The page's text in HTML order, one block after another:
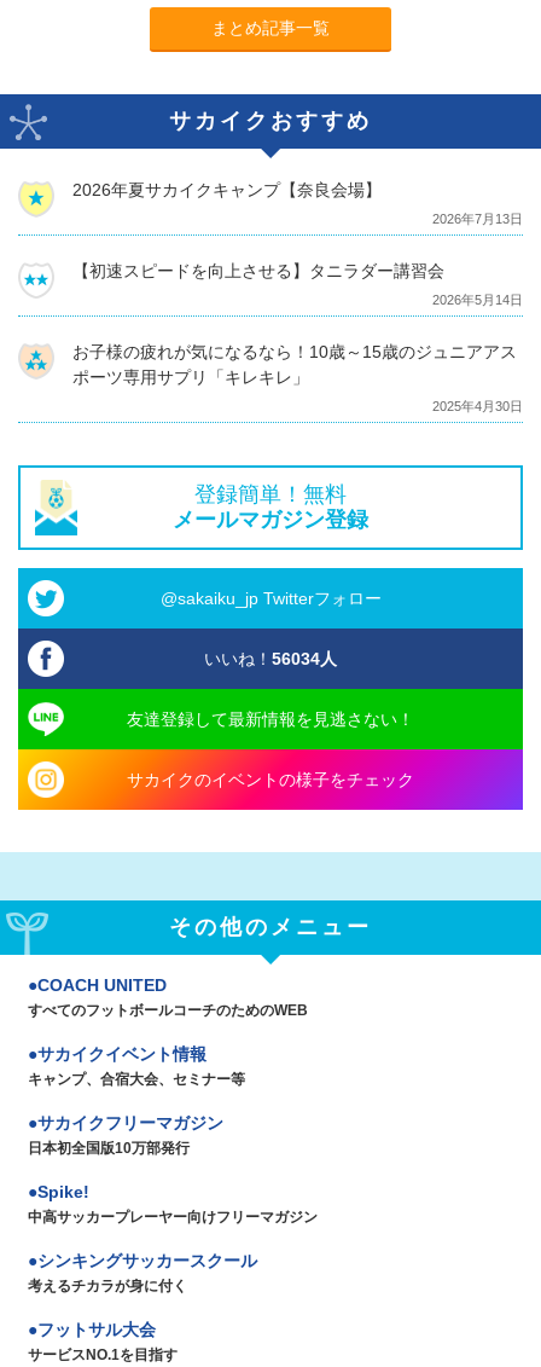
まとめ記事一覧
サカイクおすすめ
2026年夏サカイクキャンプ【奈良会場】
2026年7月13日
【初速スピードを向上させる】タニラダー講習会
2026年5月14日
お子様の疲れが気になるなら！10歳～15歳のジュニアアス
ポーツ専用サプリ「キレキレ」
2025年4月30日
登録簡単！無料
メールマガジン登録
@sakaiku_jp Twitterフォロー
いいね！ 56034人
友達登録して最新情報を見逃さない！
サカイクのイベントの様子をチェック
その他のメニュー
COACH UNITED
すべてのフットボールコーチのためのWEB
サカイクイベント情報
キャンプ、合宿大会、セミナー等
サカイクフリーマガジン
日本初全国版10万部発行
Spike!
中高サッカープレーヤー向けフリーマガジン
シンキングサッカースクール
考えるチカラが身に付く
フットサル大会
サービスNO.1を目指す